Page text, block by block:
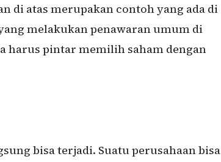
di atas merupakan contoh yang ada di
melakukan penawaran umum di
harus pintar memilih saham dengan
bisa terjadi. Suatu perusahaan bisa